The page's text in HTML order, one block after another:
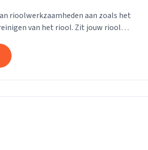
rioolwerkzaamheden aan zoals het
van het riool. Zit jouw riool